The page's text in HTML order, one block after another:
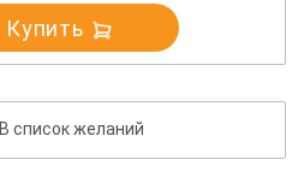
Купить
В список желаний